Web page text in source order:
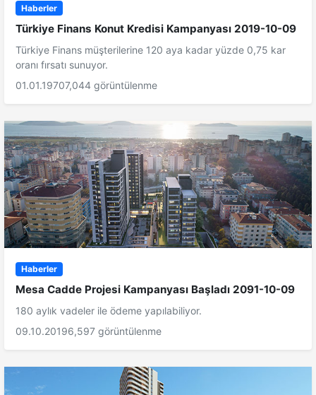
Haberler
Türkiye Finans Konut Kredisi Kampanyası 2019-10-09
Türkiye Finans müşterilerine 120 aya kadar yüzde 0,75 kar
oranı fırsatı sunuyor.
01.01.19707,044 görüntülenme
Haberler
Mesa Cadde Projesi Kampanyası Başladı 2091-10-09
180 aylık vadeler ile ödeme yapılabiliyor.
09.10.20196,597 görüntülenme